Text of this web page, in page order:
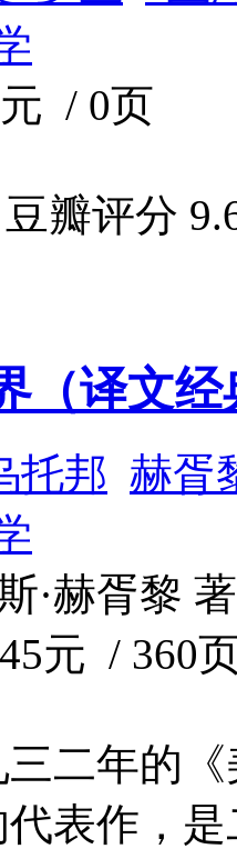
/ 0页
瓣评分
（译文经
托邦 赫胥
·赫胥黎
元 / 360
二年的
表作，